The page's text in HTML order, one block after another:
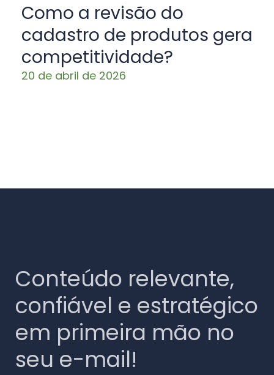
Como a revisão do
cadastro de produtos gera
competitividade?
20 de abril de 2026
Conteúdo relevante,
confiável e estratégico
em primeira mão no
seu e-mail!